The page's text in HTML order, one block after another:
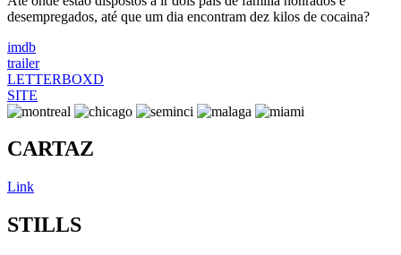
desempregados, até que um dia encontram dez kilos de cocaina?
imdb
trailer
LETTERBOXD
SITE
CARTAZ
Link
STILLS